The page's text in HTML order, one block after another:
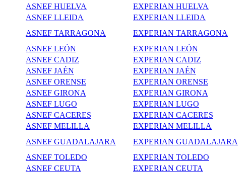
ASNEF HUELVA
EXPERIAN HUELVA
ASNEF LLEIDA
EXPERIAN LLEIDA
ASNEF TARRAGONA
EXPERIAN TARRAGONA
ASNEF LEÓN
EXPERIAN LEÓN
ASNEF CADIZ
EXPERIAN CADIZ
ASNEF JAÉN
EXPERIAN JAÉN
ASNEF ORENSE
EXPERIAN ORENSE
ASNEF GIRONA
EXPERIAN GIRONA
ASNEF LUGO
EXPERIAN LUGO
ASNEF CACERES
EXPERIAN CACERES
ASNEF MELILLA
EXPERIAN MELILLA
ASNEF GUADALAJARA
EXPERIAN GUADALAJARA
ASNEF TOLEDO
EXPERIAN TOLEDO
ASNEF CEUTA
EXPERIAN CEUTA